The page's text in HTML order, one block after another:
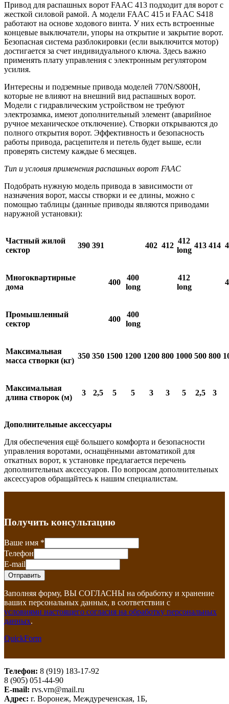
Привод для распашных ворот FAAC 413 подходит для ворот с
жесткой силовой рамой. А модели FAAC 415 и FAAC S418
работают на основе ходового винта. У них есть встроенные
концевые выключатели, упоры на открытие и закрытие ворот.
Безопасная система разблокировки (если выключится мотор)
достигается за счет индивидуального ключа. Здесь важно
применять плату управления с электронным регулятором
усилия.
Интересны и подземные привода моделей 770N/S800H,
которые не влияют на внешний вид распашных ворот.
Модели с гидравлическим устройством не требуют
электрозамка, имеют дополнительный элемент (аварийное
ручное механическое отключение). Створки открываются до
полного открытия ворот. Эффективность и безопасность
работы привода, расцепителя и петель будет выше, если
проверять систему каждые 6 месяцев.
Тип и условия применения распашных ворот FAAC
Подобрать нужную модель привода в зависимости от
назначения ворот, массы створки и ее длины, можно с
помощью таблицы (данные приводы являются приводами
наружной установки):
Частный жилой
сектор
390 391 402 412
412
long
413 414
Многоквартирные
дома
400
400
long
412
long
Промышленный
сектор
400
400
long
Максимальная
масса створки (кг)
350 350 1500 1200 1200 800 1000 500 800
Максимальная
длина створок (м)
3 2,5 5 5 3 3 5 2,5 3
Дополнительные аксессуары
Для обеспечения ещё большего комфорта и безопасности
управления воротами, оснащёнными автоматикой для
откатных ворот, к установке предлагается перечень
дополнительных аксессуаров. По вопросам дополнительных
аксессуаров обращайтесь к нашим специалистам.
Получить консультацию
Ваше имя *
Телефон
E-mail
Заполняя форму, ВЫ СОГЛАСНЫ на обработку и хранение
ваших персональных данных, в соответствии с
условиями настоящего согласия на обработку персональных
данных.
QuickForm
Телефон: 8 (919) 183-17-92
8 (905) 051-44-90
E-mail: rvs.vrn@mail.ru
Адрес: г. Воронеж, Междуреченская, 1Б,